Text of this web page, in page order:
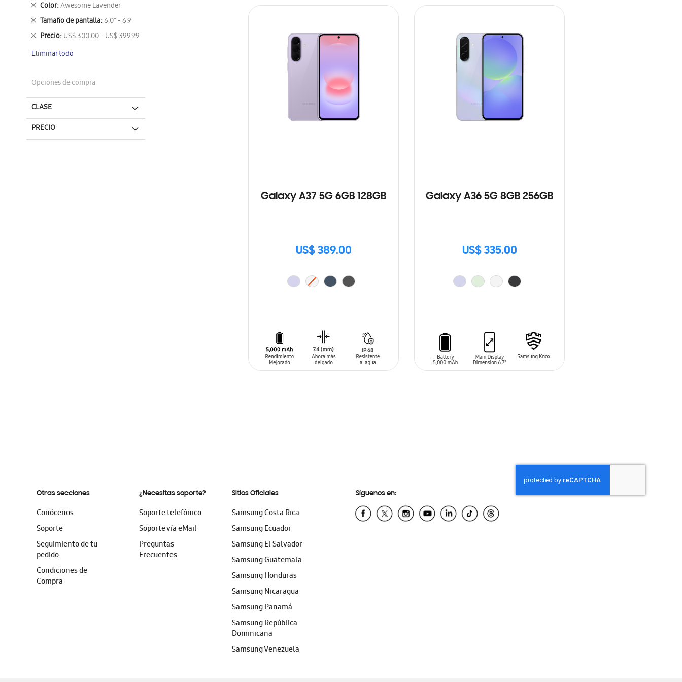
Galaxy A37 5G 6GB 128GB
US$ 389.00
Galaxy A36 5G 8GB 256GB
US$ 335.00
artículo
Color Awesome Lavender
Eliminar
este
artículo
Tamaño de pantalla 6.0" - 6.9"
Eliminar
este
artículo
Precio US$ 300.00 - US$ 399.99
Eliminar
artículo
Eliminar todo
Opciones de compra
CLASE
PRECIO
Otras secciones
Conócenos
Soporte
Seguimiento de tu
pedido
Condiciones de
Compra
¿Necesitas soporte?
Soporte telefónico
Soporte vía eMail
Preguntas
Frecuentes
Sitios Oficiales
Samsung Costa Rica
Samsung Ecuador
Samsung El Salvador
Samsung Guatemala
Samsung Honduras
Samsung Nicaragua
Samsung Panamá
Samsung República
Dominicana
Samsung Venezuela
Síguenos en: